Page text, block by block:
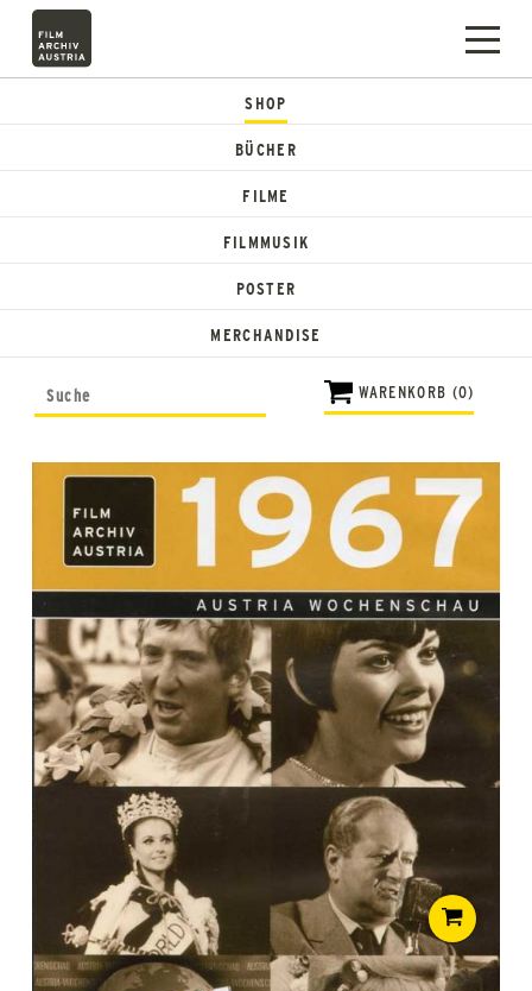
SHOP
BÜCHER
FILME
FILMMUSIK
POSTER
MERCHANDISE
WARENKORB (0)